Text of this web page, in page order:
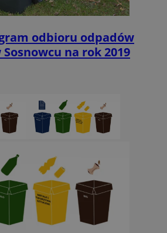
odbioru odpadów
na rok 2019
Niesklasyfikowane
cookie umożliwiają korzystanie z podstawowych
Provider/
Domena
sosnowiecki.pl